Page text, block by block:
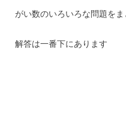
がい数のいろいろな問題をま
解答は一番下にあります